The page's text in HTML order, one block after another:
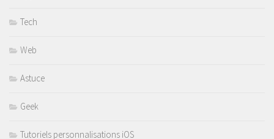
Tech
Web
Astuce
Geek
Tutoriels personnalisations iOS